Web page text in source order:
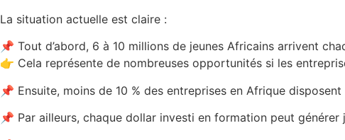
La situation actuelle est claire :
📌 Tout d’abord, 6 à 10 millions de jeunes Africains arrivent
👉 Cela représente de nombreuses opportunités si les
📌 Ensuite, moins de 10 % des entreprises en Afrique
📌 Par ailleurs, chaque dollar investi en formation peut